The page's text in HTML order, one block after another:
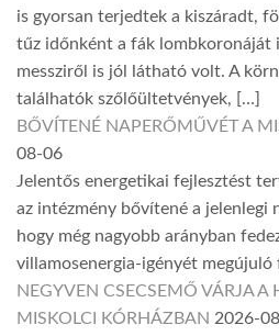
is gyorsan terjedtek a kiszáradt,
tűz időnként a fák lombkoronáját
messziről is jól látható volt. A
találhatók szőlőültetvények, […]
BŐVÍTENÉ NAPERŐMŰVÉT A
08-06
Jelentős energetikai fejlesztést
az intézmény bővítené a jelenlegi
hogy még nagyobb arányban
villamosenergia-igényét megújuló
NEGYVEN CSECSEMŐ VÁRJA A
MISKOLCI KÓRHÁZBAN 2026-